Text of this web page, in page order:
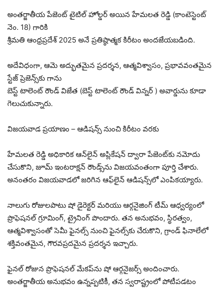
అంతర్జాతీయ పేజెంట్ టైటిల్ హోల్డర్ అయిన హేమలత రెడ్డి (కాంటెస్టెంట్
నెం. 18) గారికి
శ్రీమతి ఆంధ్రప్రదేశ్ 2025 అనే ప్రతిష్ఠాత్మక కిరీటం అందజేయబడింది.
అదేవిధంగా, ఆమె అద్భుతమైన ప్రదర్శన, ఆత్మవిశ్వాసం, ప్రభావవంతమైన
స్టేజ్ ప్రెజెన్స్‌కు గాను
బెస్ట్ టాలెంట్ రౌండ్ విజేత (బెస్ట్ టాలెంట్ రౌండ్ విన్నర్ ) అవార్డును కూడా
గెలుచుకున్నారు.
విజయవాడ ప్రయాణం – ఆడిషన్స్ నుంచి కిరీటం వరకు
హేమలత రెడ్డి అధికారిక ఆన్‌లైన్ అప్లికేషన్ ద్వారా పేజెంట్‌కు నమోదు
చేసుకొని, జూమ్ ఇంటరాక్షన్ రౌండ్స్‌ను విజయవంతంగా పూర్తి చేశారు.
అనంతరం విజయవాడలో జరిగిన ఆఫ్‌లైన్ ఆడిషన్స్‌లో ఎంపికయ్యారు.
నాలుగు రోజులపాటు షో డైరెక్టర్ మరియు ఆర్గనైజింగ్ టీమ్ ఆధ్వర్యంలో
ప్రొఫెషనల్ గ్రూమింగ్, ట్రైనింగ్ పొందారు. తన అనుభవం, స్థిరత్వం,
ఆత్మవిశ్వాసంతో సెమీ ఫైనల్స్ నుంచి ఫైనల్స్‌కు చేరుకొని, గ్రాండ్ ఫినాలేలో
శక్తివంతమైన, గౌరవప్రదమైన ప్రదర్శన ఇచ్చారు.
ఫైనల్ రోజున ప్రొఫెషనల్ మేకప్‌ను షో ఆర్గనైజర్స్ అందించారు.
అంతర్జాతీయ అనుభవం ఉన్నప్పటికీ, తన స్వరాష్ట్రంలో పోటీపడటం